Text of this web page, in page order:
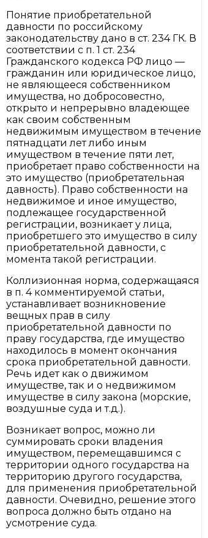
Понятие приобретательной
давности по российскому
законодательству дано в ст. 234 ГК. В
соответствии с п. 1 ст. 234
Гражданского кодекса РФ лицо —
гражданин или юридическое лицо,
не являющееся собственником
имущества, но добросовестно,
открыто и непрерывно владеющее
как своим собственным
недвижимым имуществом в течение
пятнадцати лет либо иным
имуществом в течение пяти лет,
приобретает право собственности на
это имущество (приобретательная
давность). Право собственности на
недвижимое и иное имущество,
подлежащее государственной
регистрации, возникает у лица,
приобретшего это имущество в силу
приобретательной давности, с
момента такой регистрации.
Коллизионная норма, содержащаяся
в п. 4 комментируемой статьи,
устанавливает возникновение
вещных прав в силу
приобретательной давности по
праву государства, где имущество
находилось в момент окончания
срока приобретательной давности.
Речь идет как о движимом
имуществе, так и о недвижимом
имуществе в силу закона (морские,
воздушные суда и т.д.).
Возникает вопрос, можно ли
суммировать сроки владения
имуществом, перемещавшимся с
территории одного государства на
территорию другого государства,
для применения приобретательной
давности. Очевидно, решение этого
вопроса должно быть отдано на
усмотрение суда.